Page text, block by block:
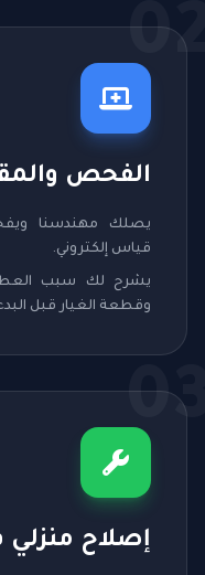
الفحص
يصلك مهندسنا
قياس إلكتروني.
يشرح لك سبب
وقطعة الغيار قبل
إصلاح منزلي